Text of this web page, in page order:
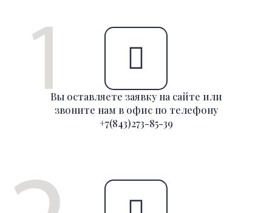
Вы оставляете заявку на сайте или
звоните нам в офис по телефону
+7(843)273-85-39